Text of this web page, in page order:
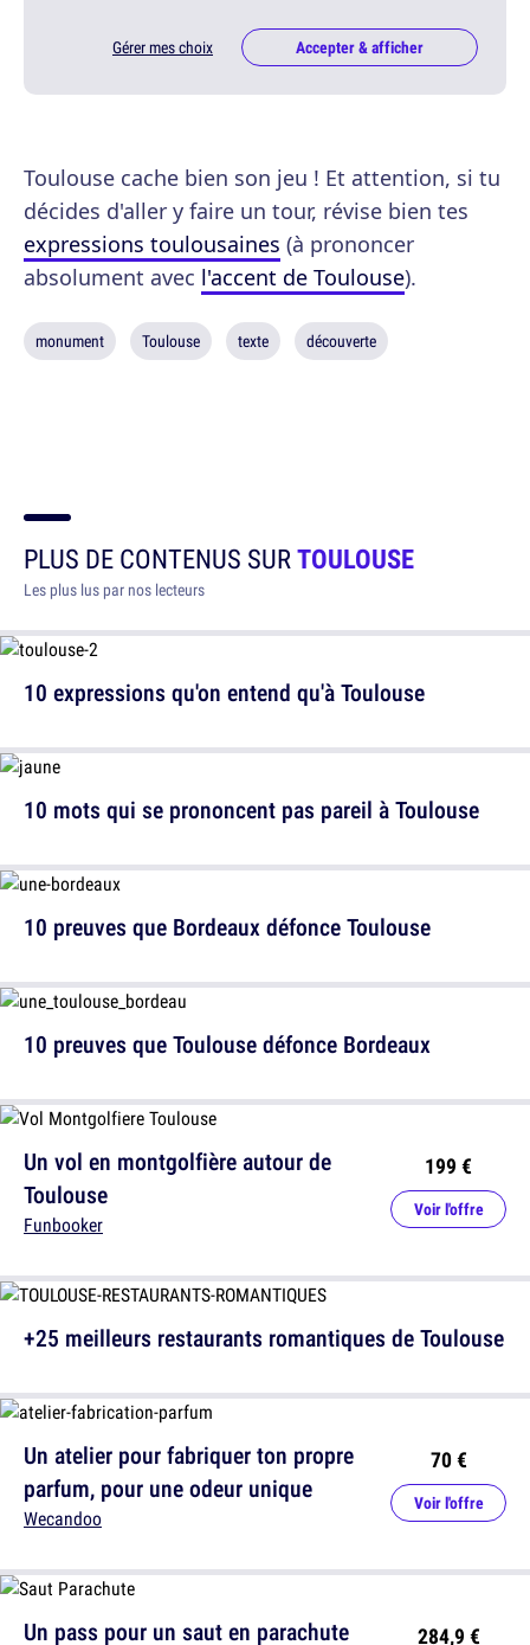
Gérer mes choix Accepter & afficher
Toulouse cache bien son jeu ! Et attention, si tu
décides d'aller y faire un tour, révise bien tes
expressions toulousaines (à prononcer
absolument avec l'accent de Toulouse).
monument Toulouse texte découverte
PLUS DE CONTENUS SURTOULOUSE
Les plus lus par nos lecteurs
10 expressions qu'on entend qu'à Toulouse
10 preuves que Bordeaux défonce Toulouse
Un vol en montgolfière autour de
Toulouse
Funbooker
199 €
Voir l'offre
Un atelier pour fabriquer ton propre
parfum, pour une odeur unique
Wecandoo
70 €
Voir l'offre
10 mots qui se prononcent pas pareil à Toulouse
10 preuves que Toulouse défonce Bordeaux
+25 meilleurs restaurants romantiques de Toulouse
Un pass pour un saut en parachute 284,9 €